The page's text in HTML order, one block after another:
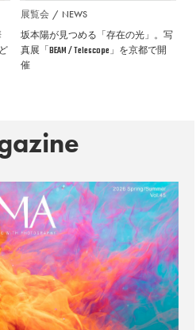
展覧会 NEWS
坂本陽が見つめる「存在の光」。写
真展「BEAM / Telescope」を京都で開
催